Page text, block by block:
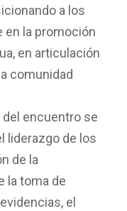
a los
la promoción
en articulación
comunidad
encuentro se
liderazgo de los
de la
la toma de
el